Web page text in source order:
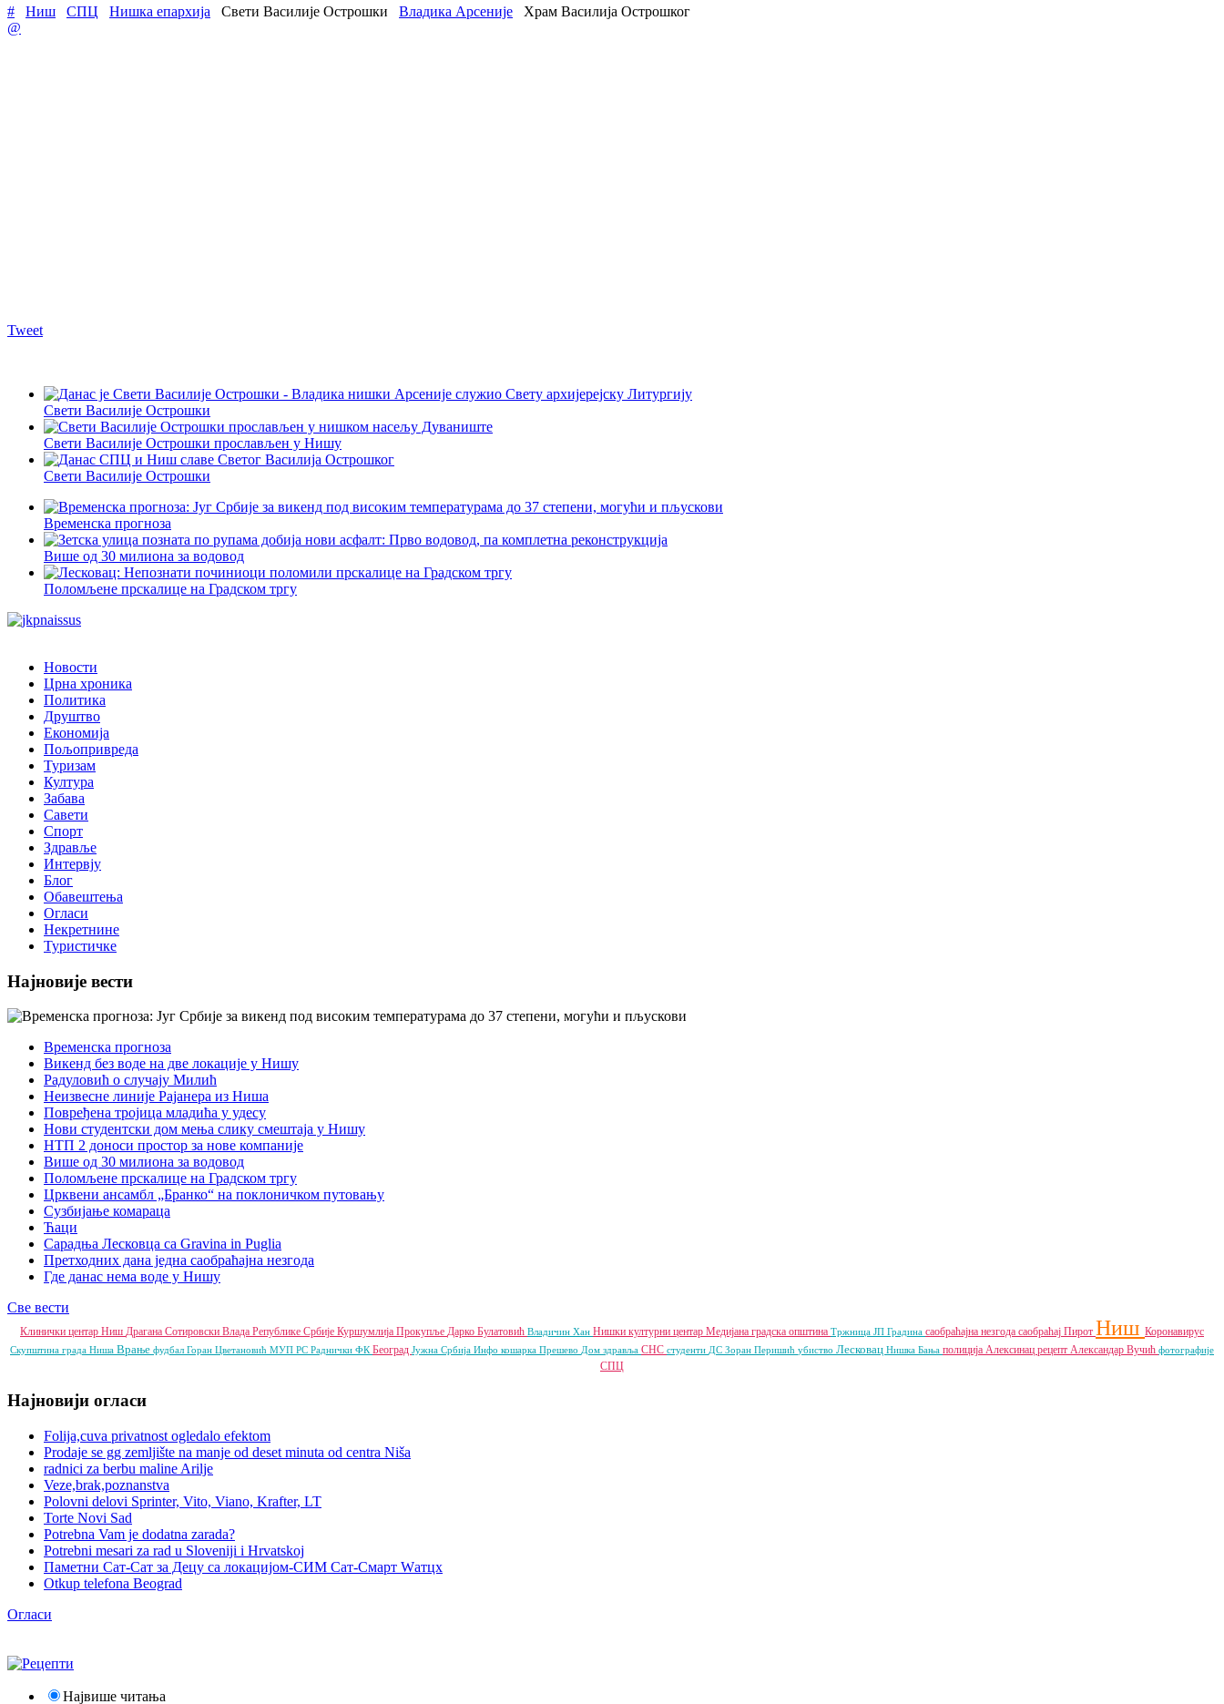
# Ниш СПЦ Нишка епархија Свети Василије Острошки Владика Арсеније
Храм Василија Острошког
@
Tweet
Свети Василије Острошки
Свети Василије Острошки прослављен у Нишу
Свети Василије Острошки
Временска прогноза
Више од 30 милиона за водовод
Поломљене прскалице на Градском тргу
Новости
Црна хроника
Политика
Друштво
Економија
Пољопривреда
Туризам
Култура
Забава
Савети
Спорт
Здравље
Интервју
Блог
Обавештења
Огласи
Некретнине
Туристичке
Најновије вести
Временска прогноза
Викенд без воде на две локације у Нишу
Радуловић о случају Милић
Неизвесне линије Рајанера из Ниша
Повређена тројица младића у удесу
Нови студентски дом мења слику смештаја у Нишу
НТП 2 доноси простор за нове компаније
Више од 30 милиона за водовод
Поломљене прскалице на Градском тргу
Црквени ансамбл „Бранко“ на поклоничком путовању
Сузбијање комараца
Ћаци
Сарадња Лесковца са Gravina in Puglia
Претходних дана једна саобраћајна незгода
Где данас нема воде у Нишу
Све вести
Клинички центар Ниш Драгана Сотировски Влада Републике Србије Куршумлија Прокупље Дарко Булатовић Владичин Хан Нишки културни центар Медијана градска општина Тржница ЈП Градина саобраћајна незгода саобраћај Пирот Ниш Коронавирус
Скупштина града Ниша Врање фудбал Горан Цветановић МУП РС Раднички ФК Београд Јужна Србија Инфо кошарка Прешево Дом здравља СНС студенти ДС Зоран Перишић убиство Лесковац Нишка Бања полиција Алексинац рецепт Александар Вучић фотографије
СПЦ
Најновији огласи
Folija,cuva privatnost ogledalo efektom
Prodaje se gg zemljište na manje od deset minuta od centra Niša
radnici za berbu maline Arilje
Veze,brak,poznanstva
Polovni delovi Sprinter, Vito, Viano, Krafter, LT
Torte Novi Sad
Potrebna Vam je dodatna zarada?
Potrebni mesari za rad u Sloveniji i Hrvatskoj
Паметни Сат-Сат за Децу са локацијом-СИМ Сат-Смарт Wатцх
Otkup telefona Beograd
Огласи
Највише читања